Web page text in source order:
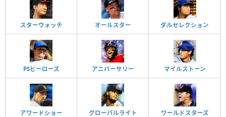
スターウォッチ オールスター ダルセレクション
PSヒーローズ アニバーサリー マイルストーン
アワードショー グローバルライト ワールドスターズ